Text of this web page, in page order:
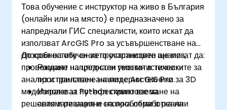
Това обучение с инструктор на живо в България
(онлайн или на място) е предназначено за
напреднали ГИС специалисти, които искат да
използват ArcGIS Pro за усъвършенстване на
способностите си за пространствен анализ,
провеждане на цялостен геостатистически
анализ и прилагане на модерни техники за 3D
моделиране за по-ефективно вземане на
решения и решаване на проблеми в реални
До края на обучението участниците ще могат да:
Развият напреднали умения в техниките за
пространствен анализ с ArcGIS Pro.
Използват Python скриптове за
автоматизация и сложна обработка на